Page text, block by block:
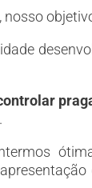
.